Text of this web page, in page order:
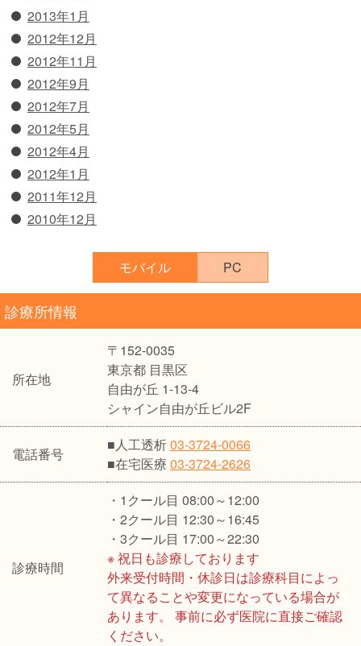
2013年1月
2012年12月
2012年11月
2012年9月
2012年7月
2012年5月
2012年4月
2012年1月
2011年12月
2010年12月
モバイル PC
診療所情報
所在地
〒152-0035
東京都 目黒区
自由が丘 1-13-4
シャイン自由が丘ビル2F
電話番号
■人工透析03-3724-0066
■在宅医療 03-3724-2626
診療時間
・1クール目 08:00～12:00
・2クール目 12:30～16:45
・3クール目 17:00～22:30
※ 祝日も診療しております
外来受付時間・休診日は診療科目によっ
て異なることや変更になっている場合が
あります。 事前に必ず医院に直接ご確認
ください。